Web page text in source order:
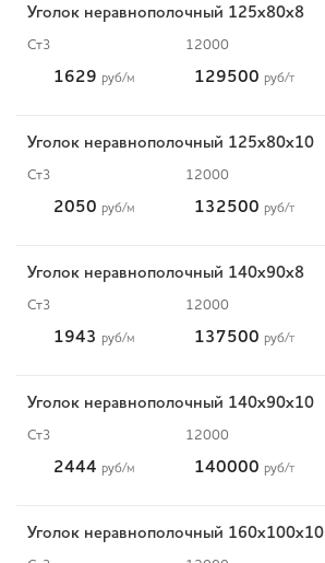
Уголок неравнополочный 125х80х8
Ст3 12000
1629 руб/м 129500 руб/т
Уголок неравнополочный 125х80х10
Ст3 12000
2050 руб/м 132500 руб/т
Уголок неравнополочный 140х90х8
Ст3 12000
1943 руб/м 137500 руб/т
Уголок неравнополочный 140х90х10
Ст3 12000
2444 руб/м 140000 руб/т
Уголок неравнополочный 160х100х10